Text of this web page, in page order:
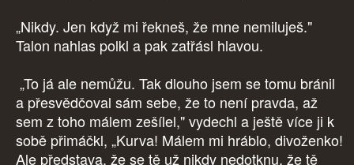
„Nikdy. Jen když mi řekneš, že mne nemiluješ."
Talon nahlas polkl a pak zatřásl hlavou.
„To já ale nemůžu. Tak dlouho jsem se tomu bránil
a přesvědčoval sám sebe, že to není pravda, až
sem z toho málem zešílel," vydechl a ještě více ji k
sobě přimáčkl, „Kurva! Málem mi hráblo, divoženko!
Ale představa, že se tě už nikdy nedotknu, že tě